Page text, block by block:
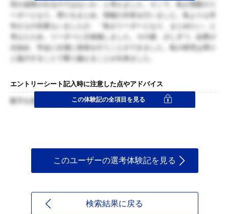
究の成果が出るのではないか」と考えました。そこで、私が実験のリ
ーダーとなり、周りをまとめ、情報の共有を行いました。私よりも学
年が上の先輩もいましたが、「私がリーダーとなり、まとめたい」と
考えたため、リーダーに立候補しました。その後、少しずつ、結果が
出始め、学会に出場に発表を行うことができました。私の研究は周り
と協力することで乗り越えることが出来ました。
エントリーシート記入時に注意した点やアドバイス
数字を使って、わかりやすくする。
この体験記の全項目を見る
このユーザーの選考体験記を見る
検索結果に戻る